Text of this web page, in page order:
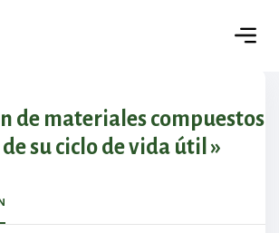
de materiales compuestos
su ciclo de vida útil »